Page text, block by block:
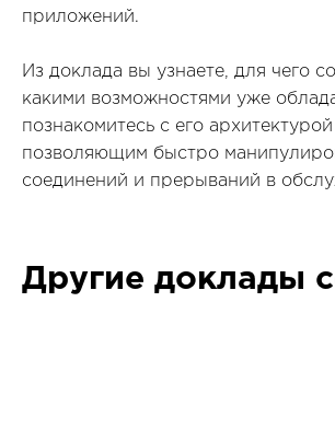
приложений.
Из доклада вы узнаете, для чего
какими возможностями уже
познакомитесь с его
позволяющим быстро
соединений и прерываний в
Другие доклады